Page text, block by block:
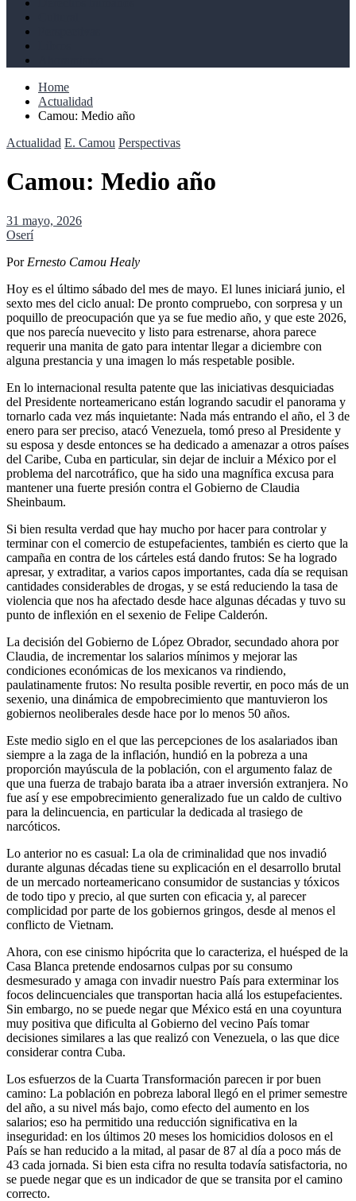
Home
Actualidad
Camou: Medio año
Actualidad E. Camou Perspectivas
Camou: Medio año
31 mayo, 2026
Oserí
Por Ernesto Camou Healy
Hoy es el último sábado del mes de mayo. El lunes iniciará junio, el
sexto mes del ciclo anual: De pronto compruebo, con sorpresa y un
poquillo de preocupación que ya se fue medio año, y que este 2026,
que nos parecía nuevecito y listo para estrenarse, ahora parece
requerir una manita de gato para intentar llegar a diciembre con
alguna prestancia y una imagen lo más respetable posible.
En lo internacional resulta patente que las iniciativas desquiciadas
del Presidente norteamericano están logrando sacudir el panorama y
tornarlo cada vez más inquietante: Nada más entrando el año, el 3 de
enero para ser preciso, atacó Venezuela, tomó preso al Presidente y
su esposa y desde entonces se ha dedicado a amenazar a otros países
del Caribe, Cuba en particular, sin dejar de incluir a México por el
problema del narcotráfico, que ha sido una magnífica excusa para
mantener una fuerte presión contra el Gobierno de Claudia
Sheinbaum.
Si bien resulta verdad que hay mucho por hacer para controlar y
terminar con el comercio de estupefacientes, también es cierto que la
campaña en contra de los cárteles está dando frutos: Se ha logrado
apresar, y extraditar, a varios capos importantes, cada día se requisan
cantidades considerables de drogas, y se está reduciendo la tasa de
violencia que nos ha afectado desde hace algunas décadas y tuvo su
punto de inflexión en el sexenio de Felipe Calderón.
La decisión del Gobierno de López Obrador, secundado ahora por
Claudia, de incrementar los salarios mínimos y mejorar las
condiciones económicas de los mexicanos va rindiendo,
paulatinamente frutos: No resulta posible revertir, en poco más de un
sexenio, una dinámica de empobrecimiento que mantuvieron los
gobiernos neoliberales desde hace por lo menos 50 años.
Este medio siglo en el que las percepciones de los asalariados iban
siempre a la zaga de la inflación, hundió en la pobreza a una
proporción mayúscula de la población, con el argumento falaz de
que una fuerza de trabajo barata iba a atraer inversión extranjera. No
fue así y ese empobrecimiento generalizado fue un caldo de cultivo
para la delincuencia, en particular la dedicada al trasiego de
narcóticos.
Lo anterior no es casual: La ola de criminalidad que nos invadió
durante algunas décadas tiene su explicación en el desarrollo brutal
de un mercado norteamericano consumidor de sustancias y tóxicos
de todo tipo y precio, al que surten con eficacia y, al parecer
complicidad por parte de los gobiernos gringos, desde al menos el
conflicto de Vietnam.
Ahora, con ese cinismo hipócrita que lo caracteriza, el huésped de la
Casa Blanca pretende endosarnos culpas por su consumo
desmesurado y amaga con invadir nuestro País para exterminar los
focos delincuenciales que transportan hacia allá los estupefacientes.
Sin embargo, no se puede negar que México está en una coyuntura
muy positiva que dificulta al Gobierno del vecino País tomar
decisiones similares a las que realizó con Venezuela, o las que dice
considerar contra Cuba.
Los esfuerzos de la Cuarta Transformación parecen ir por buen
camino: La población en pobreza laboral llegó en el primer semestre
del año, a su nivel más bajo, como efecto del aumento en los
salarios; eso ha permitido una reducción significativa en la
inseguridad: en los últimos 20 meses los homicidios dolosos en el
País se han reducido a la mitad, al pasar de 87 al día a poco más de
43 cada jornada. Si bien esta cifra no resulta todavía satisfactoria, no
se puede negar que es un indicador de que se transita por el camino
correcto.